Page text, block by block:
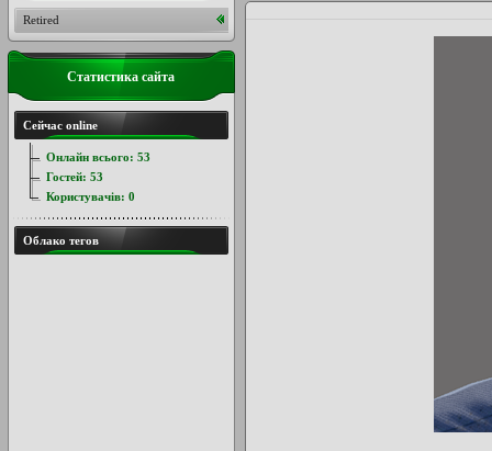
Retired
Статистика сайта
Сейчас online
Онлайн всього: 53
Гостей: 53
Користувачів: 0
Облако тегов